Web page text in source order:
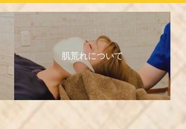
肌荒れについて